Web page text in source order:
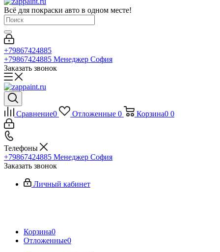
Всё для покраски авто в одном месте!
+79867424885
+79867424885 Менеджер София
Заказать звонок
Сравнение0 Отложенные 0 Корзина0 0
Телефоны
+79867424885 Менеджер София
Заказать звонок
Личный кабинет
Корзина0
Отложенные0